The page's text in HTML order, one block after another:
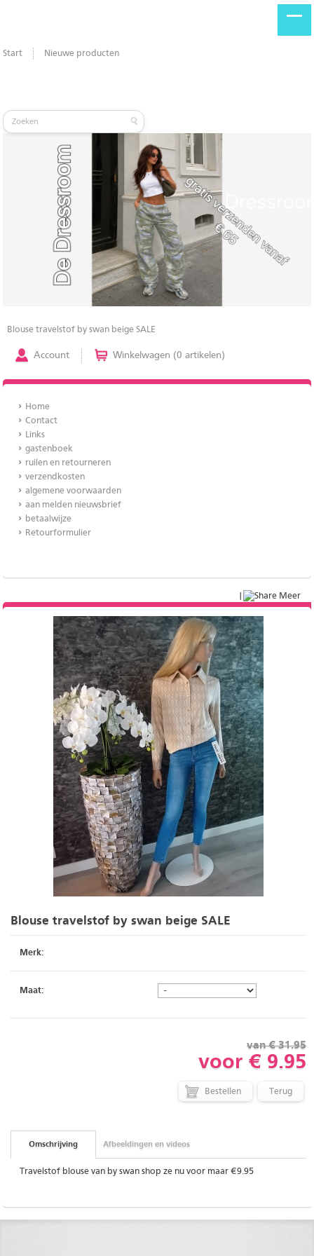
Start Nieuwe producten
Blouse travelstof by swan beige SALE
Account Winkelwagen (0 artikelen)
Home
Contact
Links
gastenboek
ruilen en retourneren
verzendkosten
algemene voorwaarden
aan melden nieuwsbrief
betaalwijze
Retourformulier
Meer
Blouse travelstof by swan beige SALE
Merk:
Maat:
van € 31.95
voor € 9.95
Terug
Omschrijving Afbeeldingen en videos
Travelstof blouse van by swan shop ze nu voor maar €9.95